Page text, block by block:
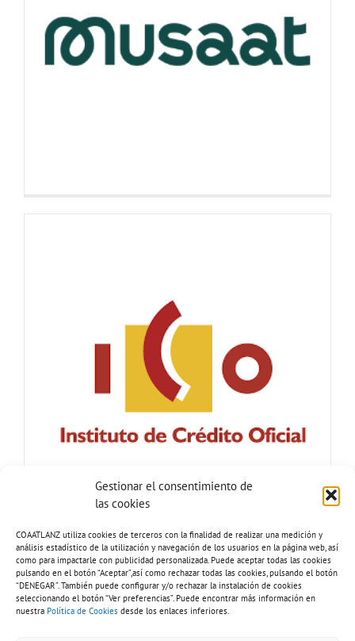
Gestionar el consentimiento de
las cookies
COAATLANZ utiliza cookies de terceros con la finalidad de realizar una medición y
análisis estadístico de la utilización y navegación de los usuarios en la página web, así
como para impactarle con publicidad personalizada. Puede aceptar todas las cookies
pulsando en el botón “Aceptar”,así como rechazar todas las cookies, pulsando el botón
“DENEGAR”. También puede configurar y/o rechazar la instalación de cookies
seleccionando el botón “Ver preferencias”. Puede encontrar más información en
nuestra Política de Cookies desde los enlaces inferiores.